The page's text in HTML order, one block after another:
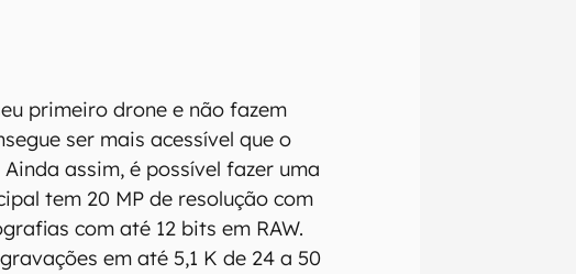
primeiro drone e não fazem
ser mais acessível que o
assim, é possível fazer uma
tem 20 MP de resolução com
com até 12 bits em RAW.
em até 5,1 K de 24 a 50